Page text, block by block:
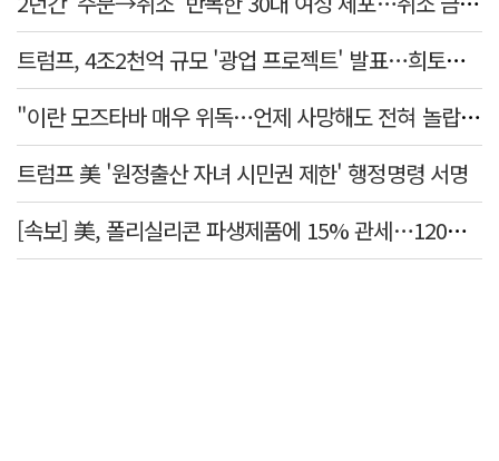
트럼프, 4조2천억 규모 '광업 프로젝트' 발표…희토류 탈중국 속도
"이란 모즈타바 매우 위독…언제 사망해도 전혀 놀랍지 않아"
트럼프 美 '원정출산 자녀 시민권 제한' 행정명령 서명
[속보] 美, 폴리실리콘 파생제품에 15% 관세…120일 뒤 발효